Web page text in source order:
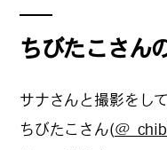
#ショ
ちびたこさん
サナさんと撮影をし
ちびたこさん(